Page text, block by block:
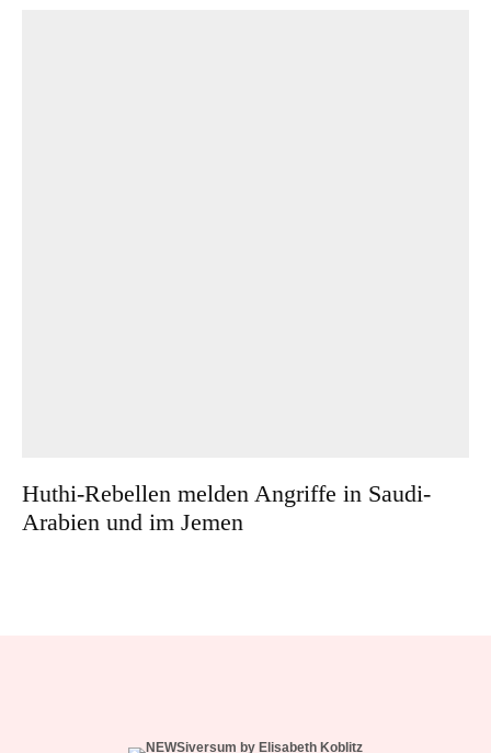
Huthi-Rebellen melden Angriffe in Saudi-
Arabien und im Jemen